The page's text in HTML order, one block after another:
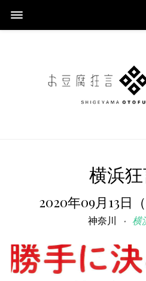
横浜
2020年09月13日
神奈川 横